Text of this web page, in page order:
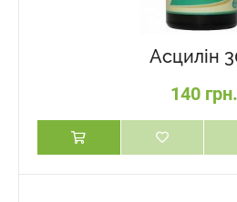
Асцилін
140 грн.